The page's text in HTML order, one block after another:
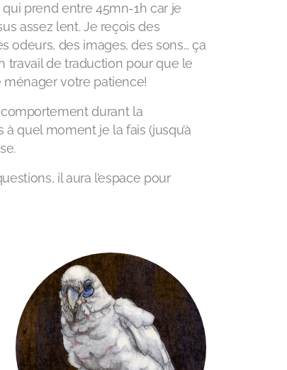
prend entre 45mn-1h car je
assez lent. Je reçois des
odeurs, des images, des sons… ça
travail de traduction pour que le
votre patience!
durant la
quel moment je la fais (jusqu’à
il aura l’espace pour